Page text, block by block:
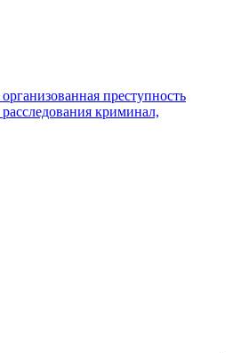
организованная преступность
расследования криминал,